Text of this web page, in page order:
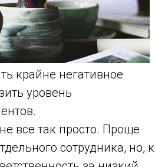
крайне негативное
уровень
все так просто. Проще
сотрудника, но, к